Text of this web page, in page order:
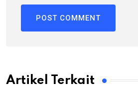
Artikel Terkait